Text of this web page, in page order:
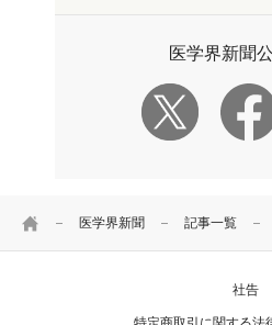
HOME 医学界新聞 記事一覧
医学界新聞
社告